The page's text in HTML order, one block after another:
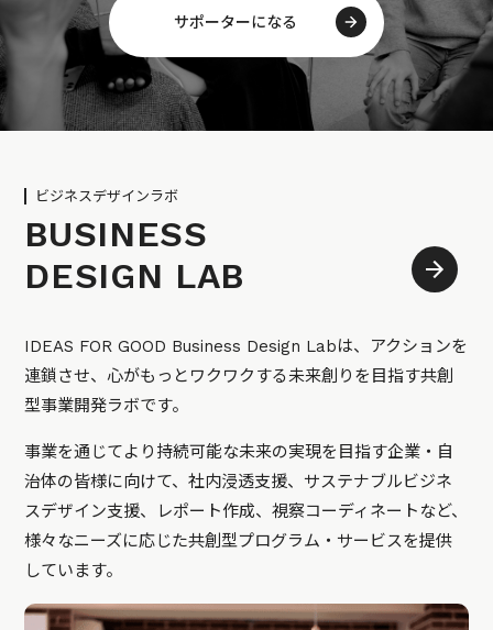
サポーターになる
ビジネスデザインラボ
BUSINESS
DESIGN LAB
IDEAS FOR GOOD Business Design Labは、アクションを
連鎖させ、心がもっとワクワクする未来創りを目指す共創
型事業開発ラボです。
事業を通じてより持続可能な未来の実現を目指す企業・自
治体の皆様に向けて、社内浸透支援、サステナブルビジネ
スデザイン支援、レポート作成、視察コーディネートなど、
様々なニーズに応じた共創型プログラム・サービスを提供
しています。